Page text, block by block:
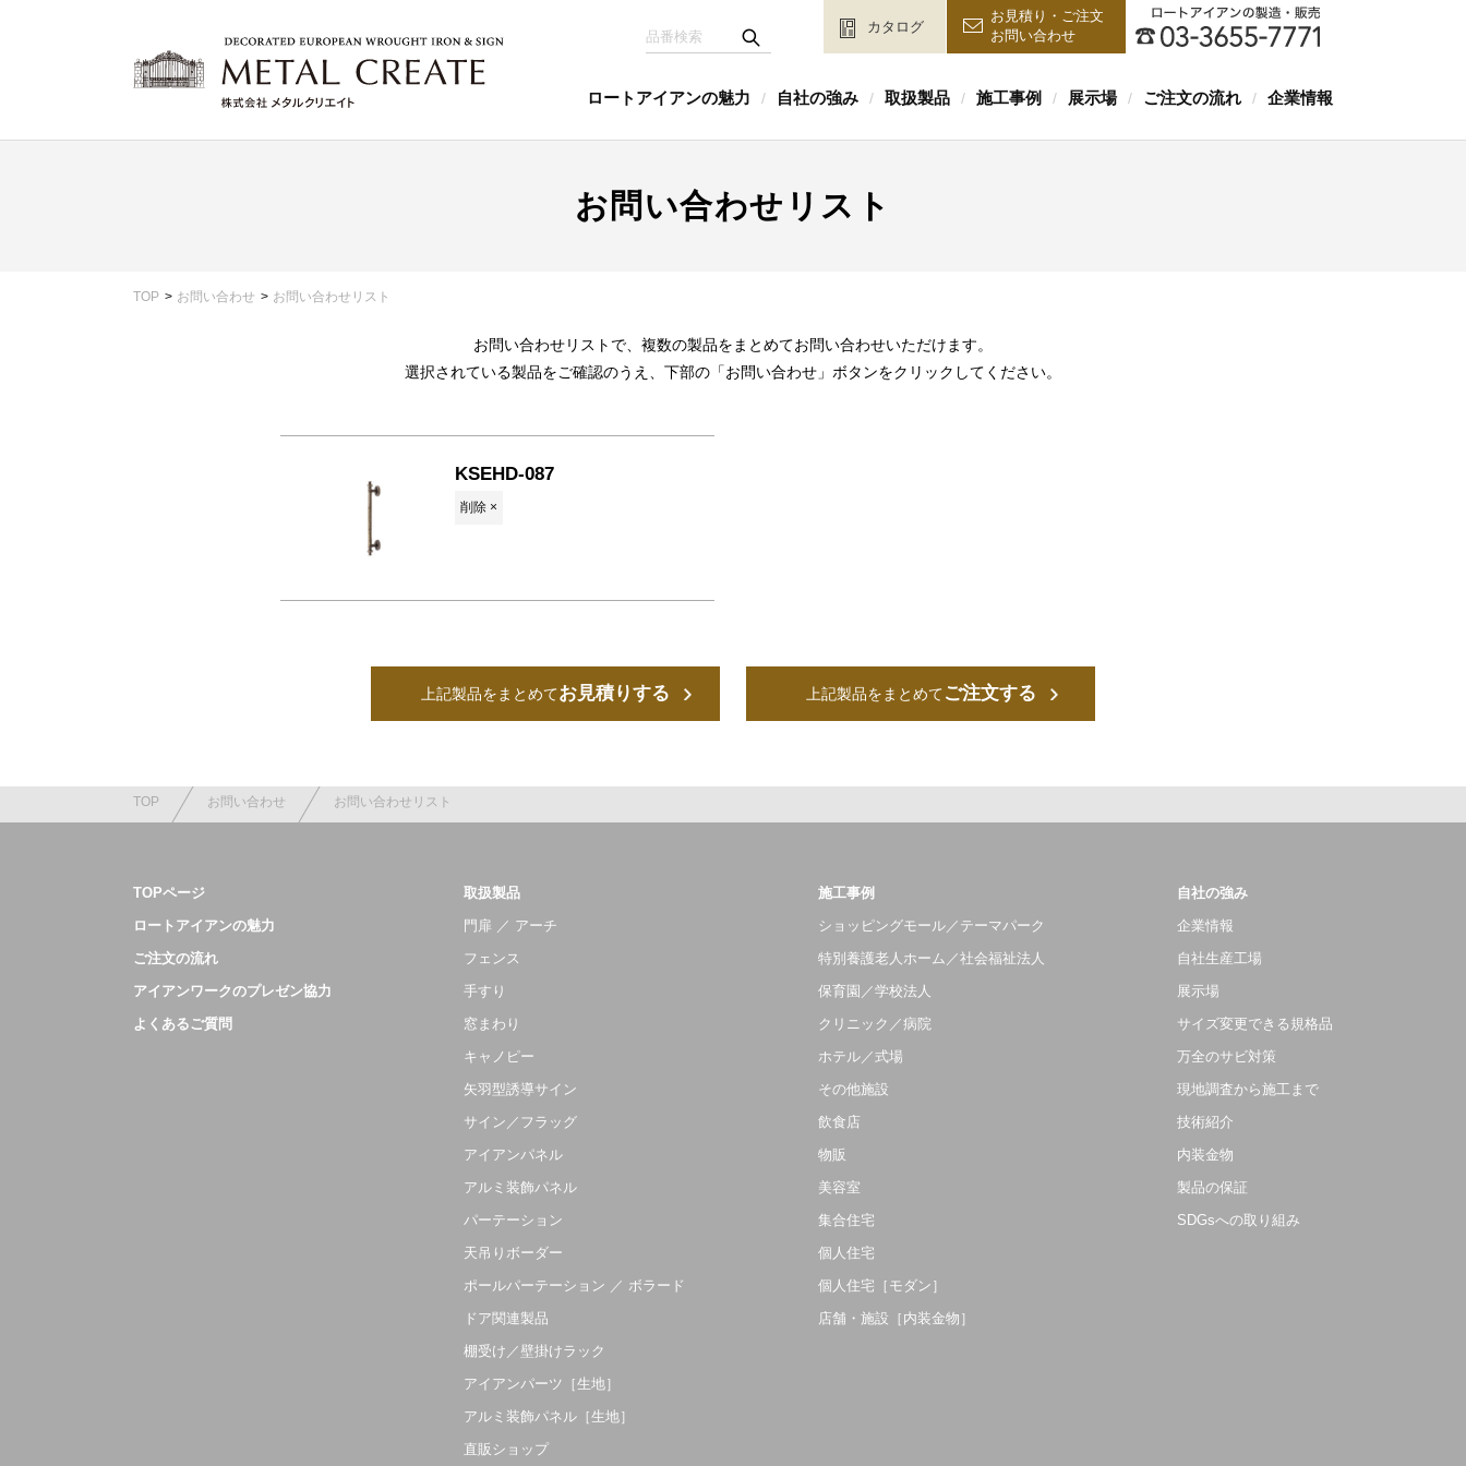
カタログ
お見積り・ご注文
お問い合わせ
ロートアイアンの魅力 / 自社の強み / 取扱製品 / 施工事例 / 展示場 / ご注文の流れ / 企業情報
お問い合わせリスト
TOP お問い合わせ お問い合わせリスト
お問い合わせリストで、複数の製品をまとめてお問い合わせいただけます。
選択されている製品をご確認のうえ、下部の「お問い合わせ」ボタンをクリックしてください。
KSEHD-087
削除 ×
上記製品をまとめてお見積りする 上記製品をまとめてご注文する
TOP お問い合わせ お問い合わせリスト
TOPページ
ロートアイアンの魅力
ご注文の流れ
アイアンワークのプレゼン協力
よくあるご質問
取扱製品
門扉 ／ アーチ
フェンス
手すり
窓まわり
キャノピー
矢羽型誘導サイン
サイン／フラッグ
アイアンパネル
アルミ装飾パネル
パーテーション
天吊りボーダー
ポールパーテーション ／ ボラード
ドア関連製品
棚受け／壁掛けラック
アイアンパーツ［生地］
アルミ装飾パネル［生地］
直販ショップ
施工事例
ショッピングモール／テーマパーク
特別養護老人ホーム／社会福祉法人
保育園／学校法人
クリニック／病院
ホテル／式場
その他施設
飲食店
物販
美容室
集合住宅
個人住宅
個人住宅［モダン］
店舗・施設［内装金物］
自社の強み
企業情報
自社生産工場
展示場
サイズ変更できる規格品
万全のサビ対策
現地調査から施工まで
技術紹介
内装金物
製品の保証
SDGsへの取り組み